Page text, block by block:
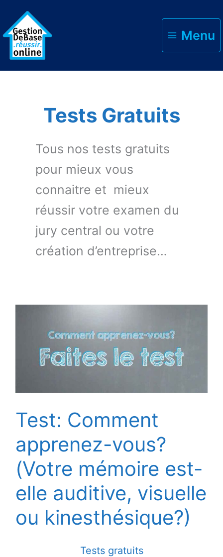
Menu
Tests Gratuits
Tous nos tests gratuits
pour mieux vous
connaitre et mieux
réussir votre examen du
jury central ou votre
création d’entreprise…
Test: Comment
apprenez-vous?
(Votre mémoire est-
elle auditive, visuelle
ou kinesthésique?)
Tests gratuits